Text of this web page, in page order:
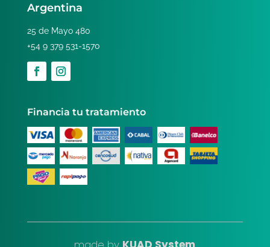
Argentina
25 de Mayo 480
+54 9 379 531-1570
Financia tu tratamiento